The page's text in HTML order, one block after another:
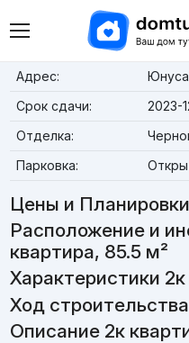
Адрес:
Срок сдачи:
2023-
Отделка:
Парковка:
Цены и
Расположение и
квартира, 85.5 м²
Характеристики
Ход
Описание 2к